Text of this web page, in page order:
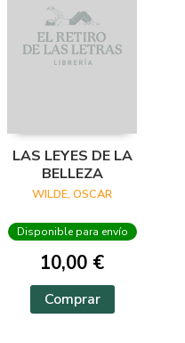
LAS LEYES DE LA
BELLEZA
WILDE, OSCAR
Disponible para envío
10,00 €
Comprar